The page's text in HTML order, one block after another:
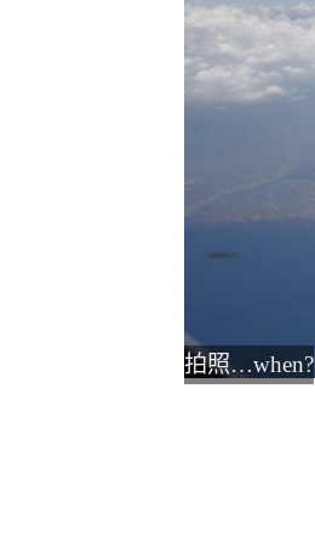
拍照…when?